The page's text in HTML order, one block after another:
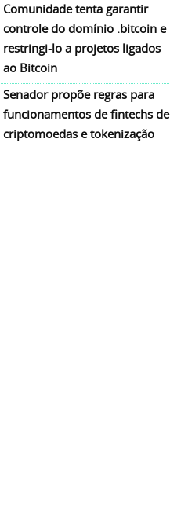
Comunidade tenta garantir
controle do domínio .bitcoin e
restringi-lo a projetos ligados
ao Bitcoin
Senador propõe regras para
funcionamentos de fintechs de
criptomoedas e tokenização